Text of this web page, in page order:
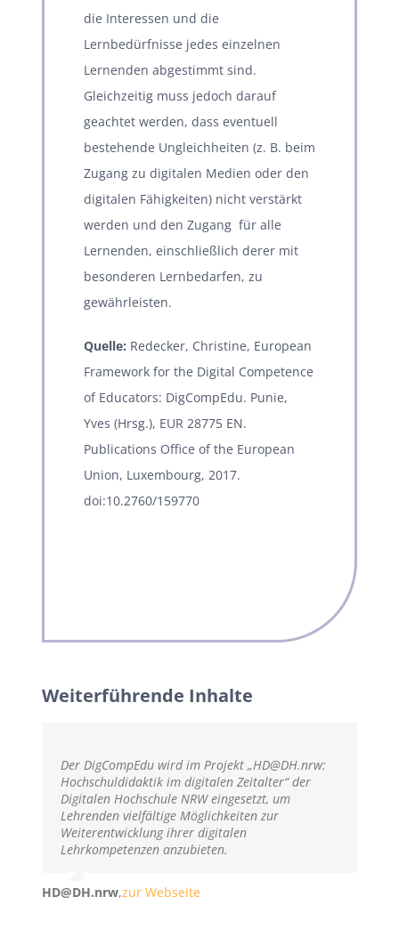
die Interessen und die
Lernbedürfnisse jedes einzelnen
Lernenden abgestimmt sind.
Gleichzeitig muss jedoch darauf
geachtet werden, dass eventuell
bestehende Ungleichheiten (z. B. beim
Zugang zu digitalen Medien oder den
digitalen Fähigkeiten) nicht verstärkt
werden und den Zugang für alle
Lernenden, einschließlich derer mit
besonderen Lernbedarfen, zu
gewährleisten.
Quelle: Redecker, Christine, European
Framework for the Digital Competence
of Educators: DigCompEdu. Punie,
Yves (Hrsg.), EUR 28775 EN.
Publications Office of the European
Union, Luxembourg, 2017.
doi:10.2760/159770
Weiterführende Inhalte
Der DigCompEdu wird im Projekt „HD@DH.nrw:
Hochschuldidaktik im digitalen Zeitalter“ der
Digitalen Hochschule NRW eingesetzt, um
Lehrenden vielfältige Möglichkeiten zur
Weiterentwicklung ihrer digitalen
Lehrkompetenzen anzubieten.
HD@DH.nrw,zur Webseite